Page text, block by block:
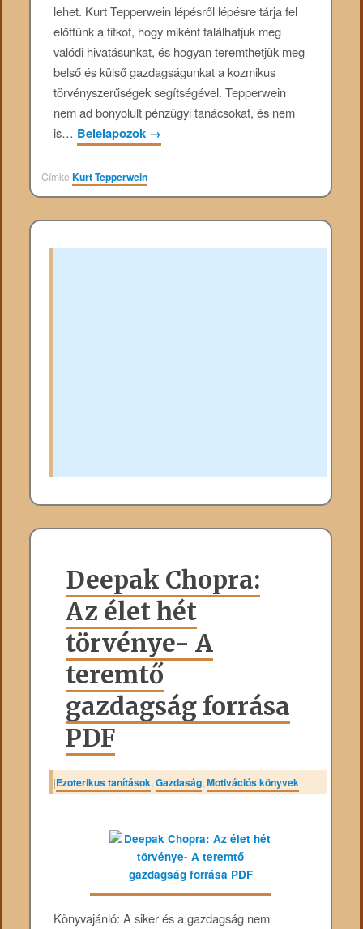
lehet. Kurt Tepperwein lépésről lépésre tárja fel
előttünk a titkot, hogy miként találhatjuk meg
valódi hivatásunkat, és hogyan teremthetjük meg
belső és külső gazdagságunkat a kozmikus
törvényszerűségek segítségével. Tepperwein
nem ad bonyolult pénzügyi tanácsokat, és nem
is… Belelapozok →
CímkeKurt Tepperwein
Deepak Chopra:
Az élet hét
törvénye- A
teremtő
gazdagság forrása
PDF
|Ezoterikus tanítások,Gazdaság,Motivációs könyvek
Könyvajánló: A siker és a gazdagság nem